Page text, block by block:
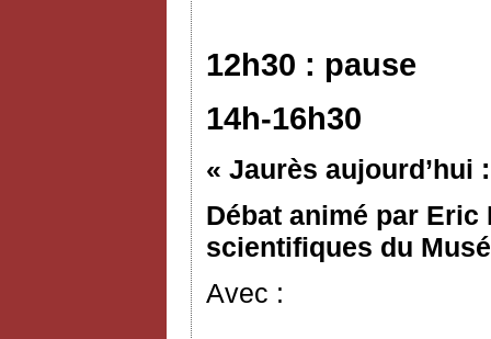
12h30 : pause
14h-16h30
« Jaurès aujourd’hui
Débat animé par
scientifiques du
Avec :